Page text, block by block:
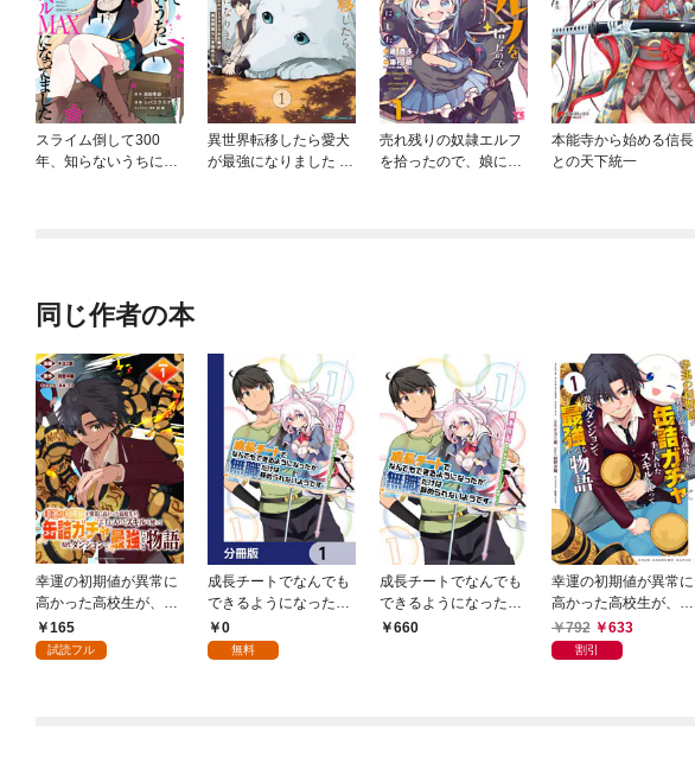
スライム倒して300
年、知らないうちにレ
異世界転移したら愛犬
が最強になりました ～
売れ残りの奴隷エルフ
を拾ったので、娘にす
本能寺から始める信長
との天下統一
同じ作者の本
幸運の初期値が異常に
高かった高校生が、缶
詰ガチャで手に入れた
スキルを使って現代ダ
165
試読フル
成長チートでなんでも
できるようになった
が、無職だけは辞めら
れないようです【分冊
0
無料
成長チートでなんでも
できるようになった
が、無職だけは辞めら
660
幸運の初期値が異常に
高かった高校生が、缶
詰ガチャで手に入れた
スキルを使って現代ダ
792 633
割引